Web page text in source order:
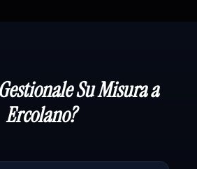
Su Misura a
Ercolano?